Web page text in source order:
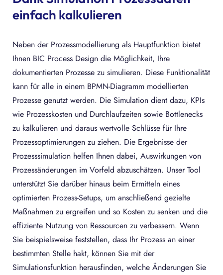
einfach kalkulieren
Neben der Prozessmodellierung als Hauptfunktion bietet
Ihnen BIC Process Design die Möglichkeit, Ihre
dokumentierten Prozesse zu simulieren. Diese Funktionalität
kann für alle in einem BPMN-Diagramm modellierten
Prozesse genutzt werden. Die Simulation dient dazu, KPIs
wie Prozesskosten und Durchlaufzeiten sowie Bottlenecks
zu kalkulieren und daraus wertvolle Schlüsse für Ihre
Prozessoptimierungen zu ziehen. Die Ergebnisse der
Prozesssimulation helfen Ihnen dabei, Auswirkungen von
Prozessänderungen im Vorfeld abzuschätzen. Unser Tool
unterstützt Sie darüber hinaus beim Ermitteln eines
optimierten Prozess-Setups, um anschließend gezielte
Maßnahmen zu ergreifen und so Kosten zu senken und die
effiziente Nutzung von Ressourcen zu verbessern. Wenn
Sie beispielsweise feststellen, dass Ihr Prozess an einer
bestimmten Stelle hakt, können Sie mit der
Simulationsfunktion herausfinden, welche Änderungen Sie